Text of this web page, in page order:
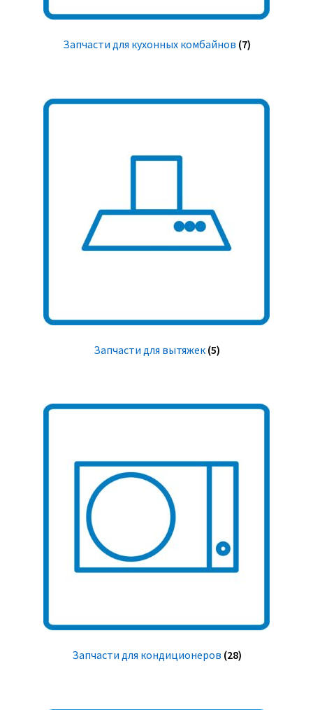
Запчасти для кухонных комбайнов (7)
Запчасти для вытяжек (5)
Запчасти для кондиционеров (28)